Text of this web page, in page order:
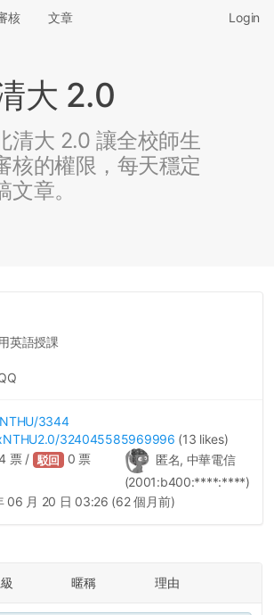
核 文章 Login
大 2.0
清大 2.0 讓全校師生
核的權限，每天穩定
章。
英語授課
/3344
/324045585969996 (13 likes)
匿名, 中華電信
(2001:b400:****:****)
票 / 駁回 0 票
06 月 20 日 03:26 (62 個月前)
暱稱 理由